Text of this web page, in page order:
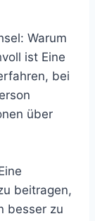
Warum
ist Eine
bei
über
beitragen,
besser zu